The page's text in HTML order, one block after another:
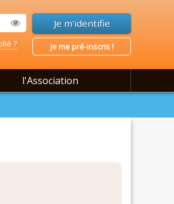
? je me pré-inscris !
l'Association